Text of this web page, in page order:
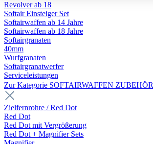
Revolver ab 18
Softair Einsteiger Set
Softairwaffen ab 14 Jahre
Softairwaffen ab 18 Jahre
Softairgranaten
40mm
Wurfgranaten
Softairgranatwerfer
Serviceleistungen
Zur Kategorie SOFTAIRWAFFEN ZUBEHÖR
Zielfernrohre / Red Dot
Red Dot
Red Dot mit Vergrößerung
Red Dot + Magnifier Sets